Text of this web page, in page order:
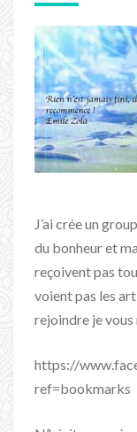
J’ai crée un
du bonheur et
reçoivent pas
voient pas les
rejoindre je vous
https://
ref=bookmarks